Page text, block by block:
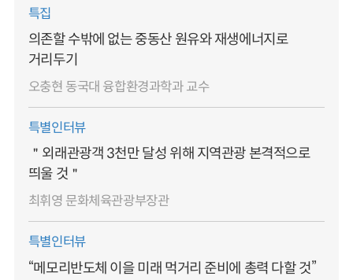
특집
의존할 수밖에 없는 중동산 원유와 재생에너지로
거리두기
오충현 동국대 융합환경과학과 교수
특별인터뷰
＂외래관광객 3천만 달성 위해 지역관광 본격적으로
띄울 것＂
최휘영 문화체육관광부장관
특별인터뷰
“메모리반도체 이을 미래 먹거리 준비에 총력 다할 것”